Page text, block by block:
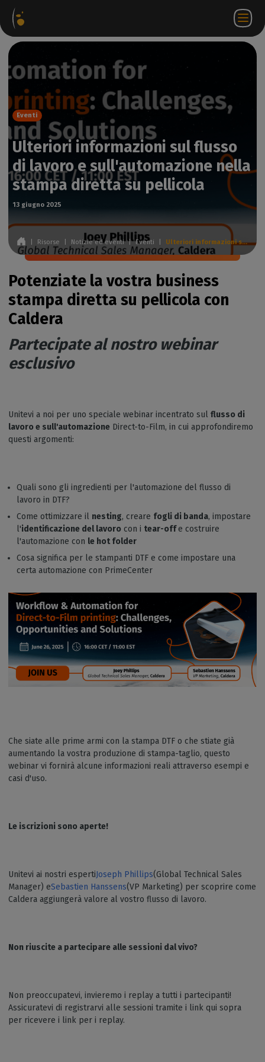
IT
Eventi
Ulteriori informazioni sul flusso
di lavoro e sull'automazione nella
stampa diretta su pellicola
13 giugno 2025
Risorse Notizie ed eventi | Eventi Ulteriori informazioni sul flusso di lavoro e sull'automazione nella stampa diretta su pellicola
Potenziate la vostra business
stampa diretta su pellicola con
Caldera
Partecipate al nostro webinar
esclusivo
Unitevi a noi per uno speciale webinar incentrato sul flusso di
lavoro e sull'automazione Direct-to-Film, in cui approfondiremo
questi argomenti:
Quali sono gli ingredienti per l'automazione del flusso di
lavoro in DTF?
Come ottimizzare il nesting, creare fogli di banda, impostare
l'identificazione del lavoro con i tear-offe costruire
l'automazione con le hot folder
Cosa significa per le stampanti DTF e come impostare una
certa automazione con PrimeCenter
Che siate alle prime armi con la stampa DTF o che stiate già
aumentando la vostra produzione di stampa-taglio, questo
webinar vi fornirà alcune informazioni reali attraverso esempi e
casi d'uso.
Le iscrizioni sono aperte!
Unitevi ai nostri espertiJoseph Phillips(Global Technical Sales
Manager) eSebastien Hanssens(VP Marketing) per scoprire come
Caldera aggiungerà valore al vostro flusso di lavoro.
Non riuscite a partecipare alle sessioni dal vivo?
Non preoccupatevi, invieremo i replay a tutti i partecipanti!
Assicuratevi di registrarvi alle sessioni tramite i link qui sopra
per ricevere i link per i replay.